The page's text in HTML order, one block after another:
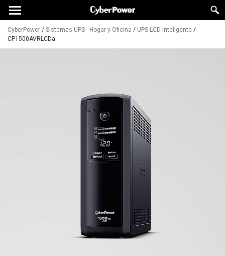
CyberPower / Sistemas UPS - Hogar y Oficina / UPS LCD Inteligente /
CP1500AVRLCDa